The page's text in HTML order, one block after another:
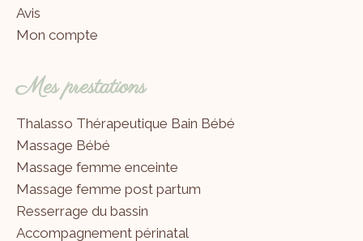
Avis
Mon compte
Mes prestations
Thalasso Thérapeutique Bain Bébé
Massage Bébé
Massage femme enceinte
Massage femme post partum
Resserrage du bassin
Accompagnement périnatal